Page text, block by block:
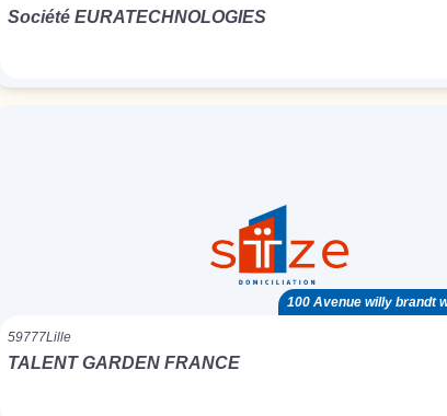
Société EURATECHNOLOGIES
100 Avenue willy brandt
59777Lille
TALENT GARDEN FRANCE